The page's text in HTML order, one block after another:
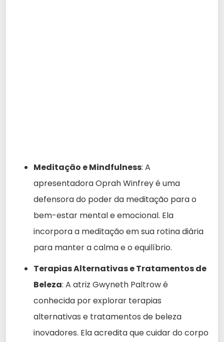
Meditação e Mindfulness: A
apresentadora Oprah Winfrey é uma
defensora do poder da meditação para o
bem-estar mental e emocional. Ela
incorpora a meditação em sua rotina diária
para manter a calma e o equilíbrio.
Terapias Alternativas e Tratamentos de
Beleza: A atriz Gwyneth Paltrow é
conhecida por explorar terapias
alternativas e tratamentos de beleza
inovadores. Ela acredita que cuidar do corpo